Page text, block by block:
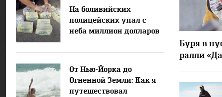
На боливийских
полицейских упал с
неба миллион долларов
От Нью-Йорка до
Огненной Земли: Как я
путешествовал
Буря в
ралли